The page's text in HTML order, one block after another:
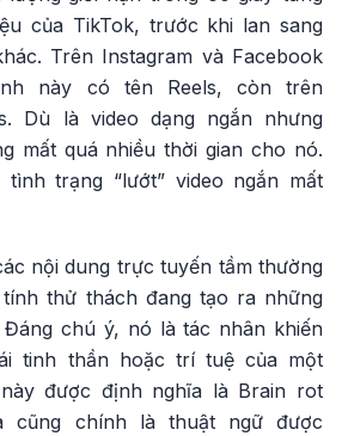
của TikTok, trước khi lan sang
Trên Instagram và Facebook
này có tên Reels, còn trên
Dù là video dạng ngắn nhưng
mất quá nhiều thời gian cho nó.
trạng “lướt” video ngắn mất
nội dung trực tuyến tầm thường
thử thách đang tạo ra những
chú ý, nó là tác nhân khiến
tinh thần hoặc trí tuệ của một
được định nghĩa là Brain rot
cũng chính là thuật ngữ được